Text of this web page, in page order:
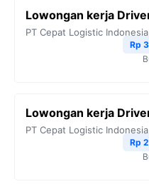
Lowongan kerja
PT Cepat Logistic Indonesia
Rp
Lowongan kerja
PT Cepat Logistic Indonesia
Rp